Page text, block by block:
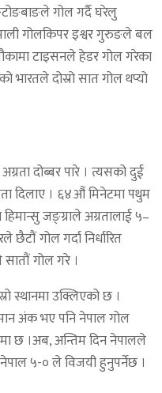
गोल गर्दै घरेलु
गोलकिपर इश्वर गुरुङले बल
टाइसनले हेडर गोल गरेका
भारतले दोस्रो सात गोल थप्यो
दोब्बर पारे । त्यसको दुई
दिलाए । ६४औं मिनेटमा पथुम
जङ्ग्राले अग्रतालाई ५–
गोल गर्दा निर्धारित
गोल गरे ।
स्थानमा उक्लिएको छ ।
अंक भए पनि नेपाल गोल
छ ।अब, अन्तिम दिन नेपालले
५-० ले विजयी हुनुपर्नेछ ।